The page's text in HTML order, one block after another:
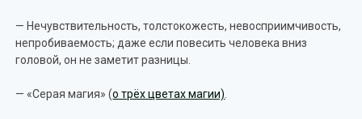
— Нечувствительность, толстокожесть, невосприимчивость,
непробиваемость; даже если повесить человека вниз
головой, он не заметит разницы.
— «Серая магия» (о трёх цветах магии)